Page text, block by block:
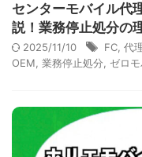
センターモバイル代
説！業務停止処分の
2025/11/10 FC 代
OEM 業務停止処分 ゼロ